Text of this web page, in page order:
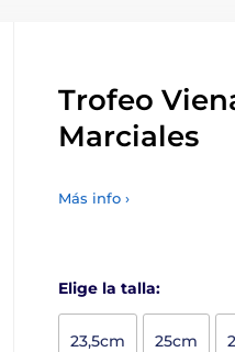
Trofeo
Marciales
Más info ›
Elige la talla:
23,5cm 25cm